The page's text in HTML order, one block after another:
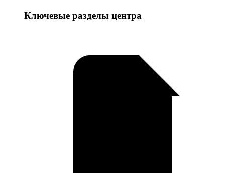
Ключевые разделы центра